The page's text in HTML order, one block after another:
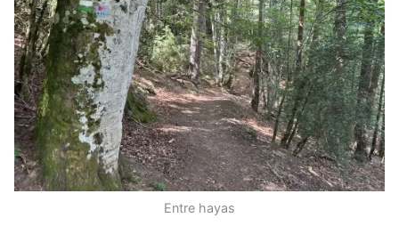
Entre hayas